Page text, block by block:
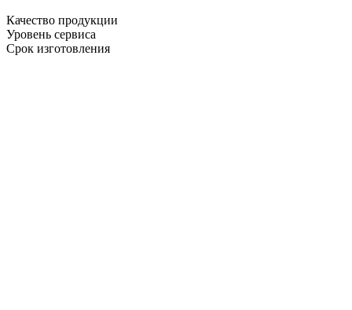
Качество продукции
Уровень сервиса
Срок изготовления